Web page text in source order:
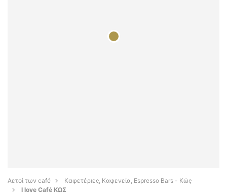
Αετοί των café
Καφετέριες, Καφενεία, Espresso Bars - Κώς
I love Café ΚΩΣ